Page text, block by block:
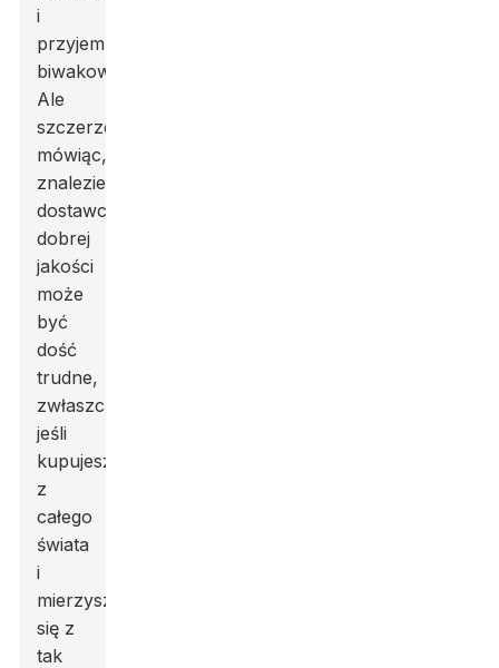
i
przyjemniejszego
biwakowania.
Ale
szczerze
mówiąc,
znalezienie
dostawcy
dobrej
jakości
może
być
dość
trudne,
zwłaszcza
jeśli
kupujesz
z
całego
świata
i
mierzysz
się z
tak